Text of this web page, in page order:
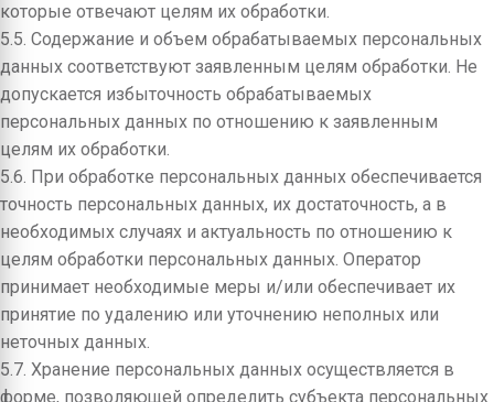
которые отвечают целям их обработки.
5.5. Содержание и объем обрабатываемых персональных
данных соответствуют заявленным целям обработки. Не
допускается избыточность обрабатываемых
персональных данных по отношению к заявленным
целям их обработки.
5.6. При обработке персональных данных обеспечивается
точность персональных данных, их достаточность, а в
необходимых случаях и актуальность по отношению к
целям обработки персональных данных. Оператор
принимает необходимые меры и/или обеспечивает их
принятие по удалению или уточнению неполных или
неточных данных.
5.7. Хранение персональных данных осуществляется в
форме, позволяющей определить субъекта персональных